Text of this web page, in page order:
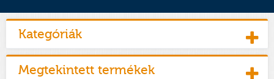
Kategóriák
Megtekintett termékek